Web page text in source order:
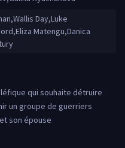
Day,Luke
Matengu,Danica
qui souhaite détruire
un groupe de guerriers
son épouse